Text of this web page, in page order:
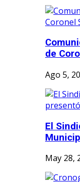
de
Ago 5,
El
May 28,